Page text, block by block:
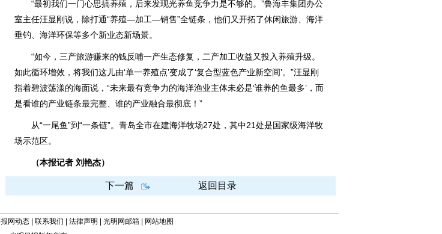
“最初我们一门心思搞养殖，后来发现光养鱼竞争力是不够的。”鲁海丰集团办公
室主任汪显刚说，除打通“养殖—加工—销售”全链条，他们又开拓了休闲旅游、海洋
垂钓、海洋环保等多个新业态新场景。
“如今，三产旅游赚来的钱反哺一产生态修复，二产加工收益又投入养殖升级。
如此循环增效，将我们这儿由‘单一养殖点’变成了‘复合型蓝色产业新空间’。”汪显刚
指着碧波荡漾的海面说，“未来最有竞争力的海洋渔业主体未必是‘谁养的鱼最多’，而
是看谁的产业链条最完整、谁的产业融合最彻底！”
从“一尾鱼”到“一条链”。青岛全市在建海洋牧场27处，其中21处是国家级海洋牧
场示范区。
（本报记者 刘艳杰）
下一篇 返回目录
报网动态 联系我们 法律声明 光明网邮箱
网站地图